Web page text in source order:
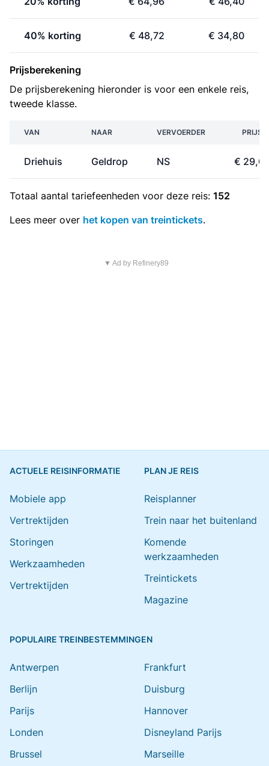
40% korting € 48,72 € 34,80
Prijsberekening
De prijsberekening hieronder is voor een enkele reis,
tweede klasse.
VAN NAAR VERVOERDER PRIJS
Driehuis Geldrop NS €
Totaal aantal tariefeenheden voor deze reis: 152
Lees meer over het kopen van treintickets.
▼ Ad by Refinery89
ACTUELE REISINFORMATIE
Mobiele app
Vertrektijden
Storingen
Werkzaamheden
Vertrektijden
PLAN JE REIS
Reisplanner
Trein naar het buitenland
Komende
werkzaamheden
Treintickets
Magazine
POPULAIRE TREINBESTEMMINGEN
Antwerpen
Berlijn
Parijs
Londen
Brussel
Frankfurt
Duisburg
Hannover
Disneyland Parijs
Marseille